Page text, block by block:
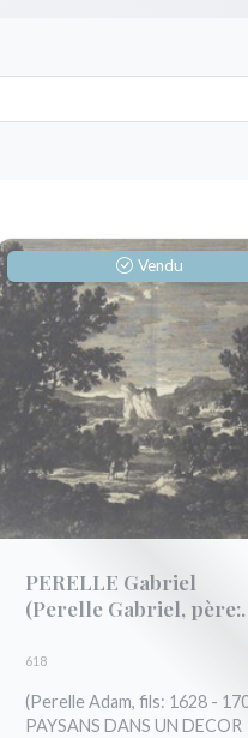
Vendu
PERELLE Gabriel
(Perelle Gabriel, père:
618
(Perelle Adam, fils: 1628 -
PAYSANS DANS UN DECOR